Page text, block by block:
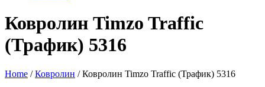
Ковролин Timzo Traffic
(Трафик) 5316
Home /Ковролин / Ковролин Timzo Traffic (Трафик) 5316